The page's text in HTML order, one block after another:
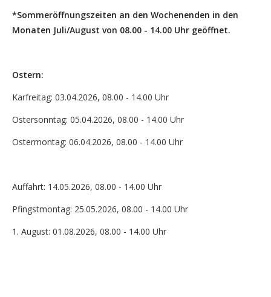
*Sommeröffnungszeiten an den Wochenenden in den
Monaten Juli/August von 08.00 - 14.00 Uhr geöffnet.
Ostern:
Karfreitag: 03.04.2026, 08.00 - 14.00 Uhr
Ostersonntag: 05.04.2026, 08.00 - 14.00 Uhr
Ostermontag: 06.04.2026, 08.00 - 14.00 Uhr
Auffahrt: 14.05.2026, 08.00 - 14.00 Uhr
Pfingstmontag: 25.05.2026, 08.00 - 14.00 Uhr
1. August: 01.08.2026, 08.00 - 14.00 Uhr